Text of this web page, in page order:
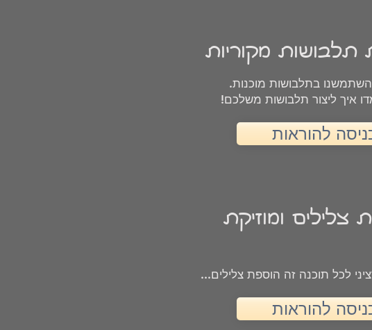
תלבושות מקוריות
בתלבושות מוכנות.
איך ליצור תלבושות משלכם!
להוראות
צלילים ומוזיקת
לכל תוכנה זה הוספת צלילים...
להוראות